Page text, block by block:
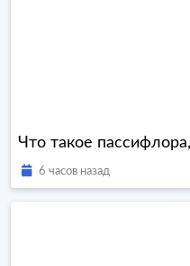
Что такое
6 часов назад